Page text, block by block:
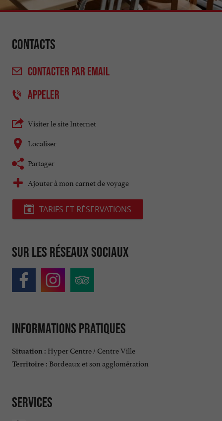
Contacts
CONTACTER PAR EMAIL
APPELER
Visiter le site Internet
Localiser
Partager
Ajouter à mon carnet de voyage
TARIFS ET RÉSERVATIONS
Sur les réseaux sociaux
Informations pratiques
Situation : Hyper Centre / Centre Ville
Territoire : Bordeaux et son agglomération
Services